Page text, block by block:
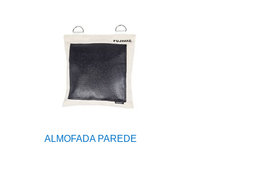
ALMOFADA PAREDE